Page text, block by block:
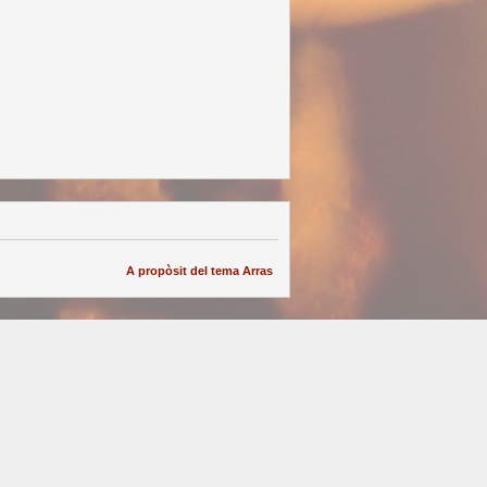
A propòsit del tema Arras